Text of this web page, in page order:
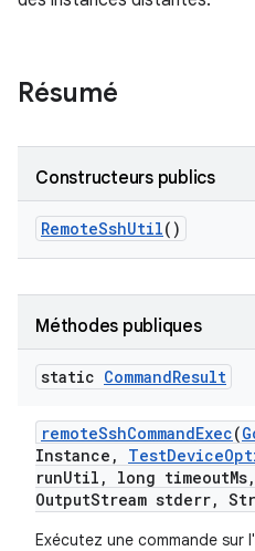
Résumé
Constructeurs publics
RemoteSshUtil()
Méthodes publiques
static CommandResult
remoteSshCommandExec(
Instance , TestDevice
runUtil , long timeoutMs,
OutputStream stderr,
Exécutez une commande sur